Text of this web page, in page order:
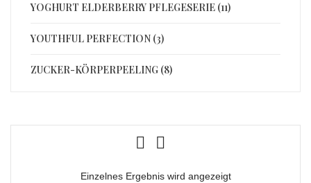
YOGHURT ELDERBERRY PFLEGESERIE (11)
YOUTHFUL PERFECTION (3)
ZUCKER-KÖRPERPEELING (8)
Einzelnes Ergebnis wird angezeigt